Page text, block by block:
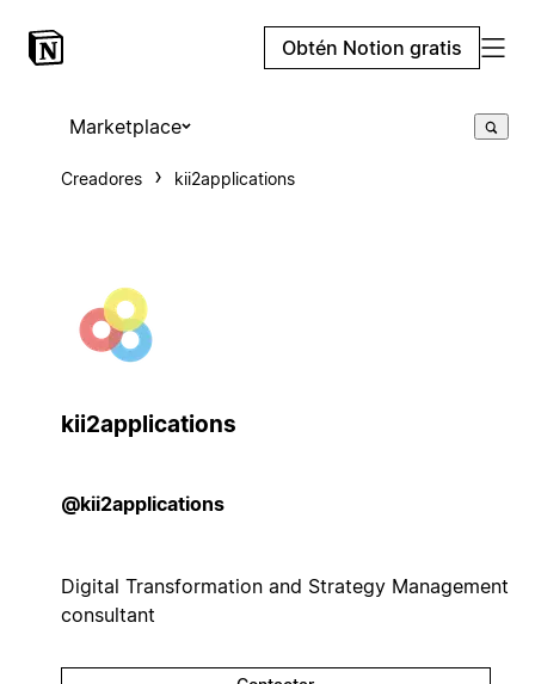
Obtén Notion gratis
Marketplace
Creadores kii2applications
kii2applications
@kii2applications
Digital Transformation and Strategy Management
consultant